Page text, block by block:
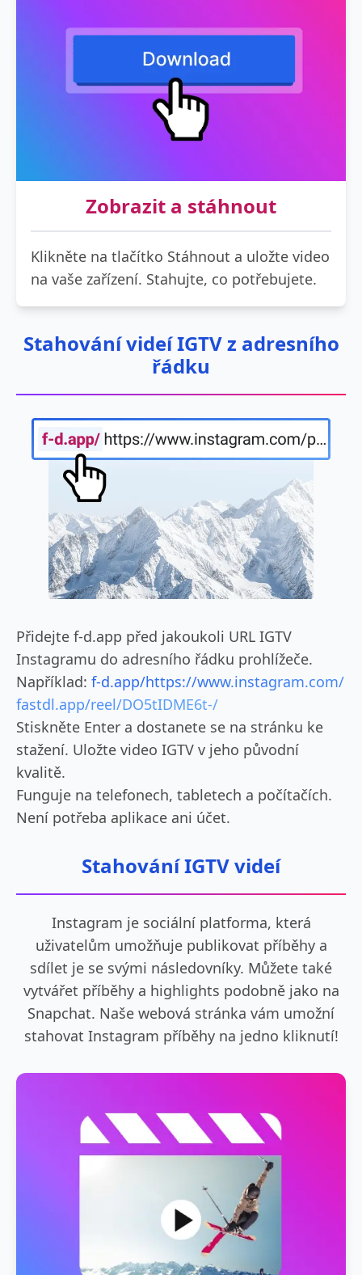
Zobrazit a stáhnout
Klikněte na tlačítko Stáhnout a uložte video
na vaše zařízení. Stahujte, co potřebujete.
Stahování videí IGTV z adresního
řádku
Přidejte f-d.app před jakoukoli URL IGTV
Instagramu do adresního řádku prohlížeče.
Například: f-d.app/https://www.instagram.com/
fastdl.app/reel/DO5tIDME6t-/
Stiskněte Enter a dostanete se na stránku ke
stažení. Uložte video IGTV v jeho původní
kvalitě.
Funguje na telefonech, tabletech a počítačích.
Není potřeba aplikace ani účet.
Stahování IGTV videí
Instagram je sociální platforma, která
uživatelům umožňuje publikovat příběhy a
sdílet je se svými následovníky. Můžete také
vytvářet příběhy a highlights podobně jako na
Snapchat. Naše webová stránka vám umožní
stahovat Instagram příběhy na jedno kliknutí!